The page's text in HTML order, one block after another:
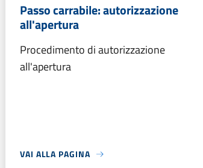
Passo carrabile: autorizzazione
all'apertura
Procedimento di autorizzazione
all'apertura
VAI ALLA PAGINA